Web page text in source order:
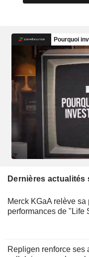
Dernières
Merck KGaA relève
performances de "Life
Repligen renforce ses